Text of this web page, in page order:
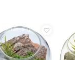
フラ